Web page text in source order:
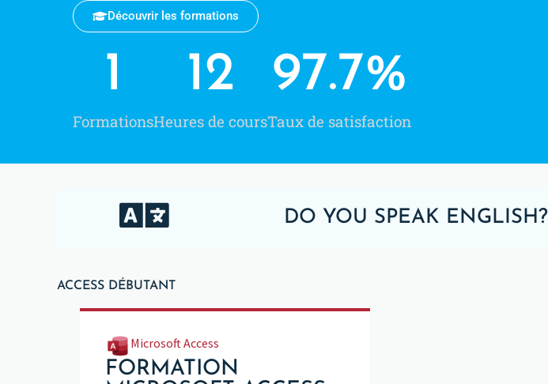
Découvrir les formations
Formations
1
Heures de cours
12
Taux de satisfaction
97.7%
DO YOU SPEAK ENGLISH?
ACCESS DÉBUTANT
Microsoft Access
FORMATION